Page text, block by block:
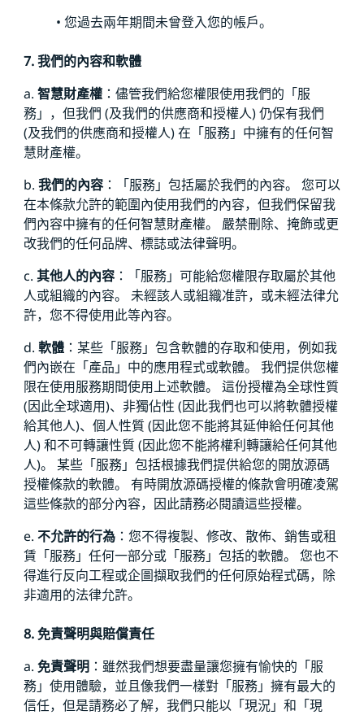
• 您過去兩年期間未曾登入您的帳戶。
7. 我們的內容和軟體
a. 智慧財產權：儘管我們給您權限使用我們的「服
務」，但我們 (及我們的供應商和授權人) 仍保有我們
(及我們的供應商和授權人) 在「服務」中擁有的任何智
慧財產權。
b. 我們的內容：「服務」包括屬於我們的內容。 您可以
在本條款允許的範圍內使用我們的內容，但我們保留我
們內容中擁有的任何智慧財產權。 嚴禁刪除、掩飾或更
改我們的任何品牌、標誌或法律聲明。
c. 其他人的內容：「服務」可能給您權限存取屬於其他
人或組織的內容。 未經該人或組織准許，或未經法律允
許，您不得使用此等內容。
d. 軟體：某些「服務」包含軟體的存取和使用，例如我
們內嵌在「產品」中的應用程式或軟體。 我們提供您權
限在使用服務期間使用上述軟體。 這份授權為全球性質
(因此全球適用)、非獨佔性 (因此我們也可以將軟體授權
給其他人)、個人性質 (因此您不能將其延伸給任何其他
人) 和不可轉讓性質 (因此您不能將權利轉讓給任何其他
人)。 某些「服務」包括根據我們提供給您的開放源碼
授權條款的軟體。 有時開放源碼授權的條款會明確凌駕
這些條款的部分內容，因此請務必閱讀這些授權。
e. 不允許的行為：您不得複製、修改、散佈、銷售或租
賃「服務」任何一部分或「服務」包括的軟體。 您也不
得進行反向工程或企圖擷取我們的任何原始程式碼，除
非適用的法律允許。
8. 免責聲明與賠償責任
a. 免責聲明：雖然我們想要盡量讓您擁有愉快的「服
務」使用體驗，並且像我們一樣對「服務」擁有最大的
信任，但是請務必了解，我們只能以「現況」和「現